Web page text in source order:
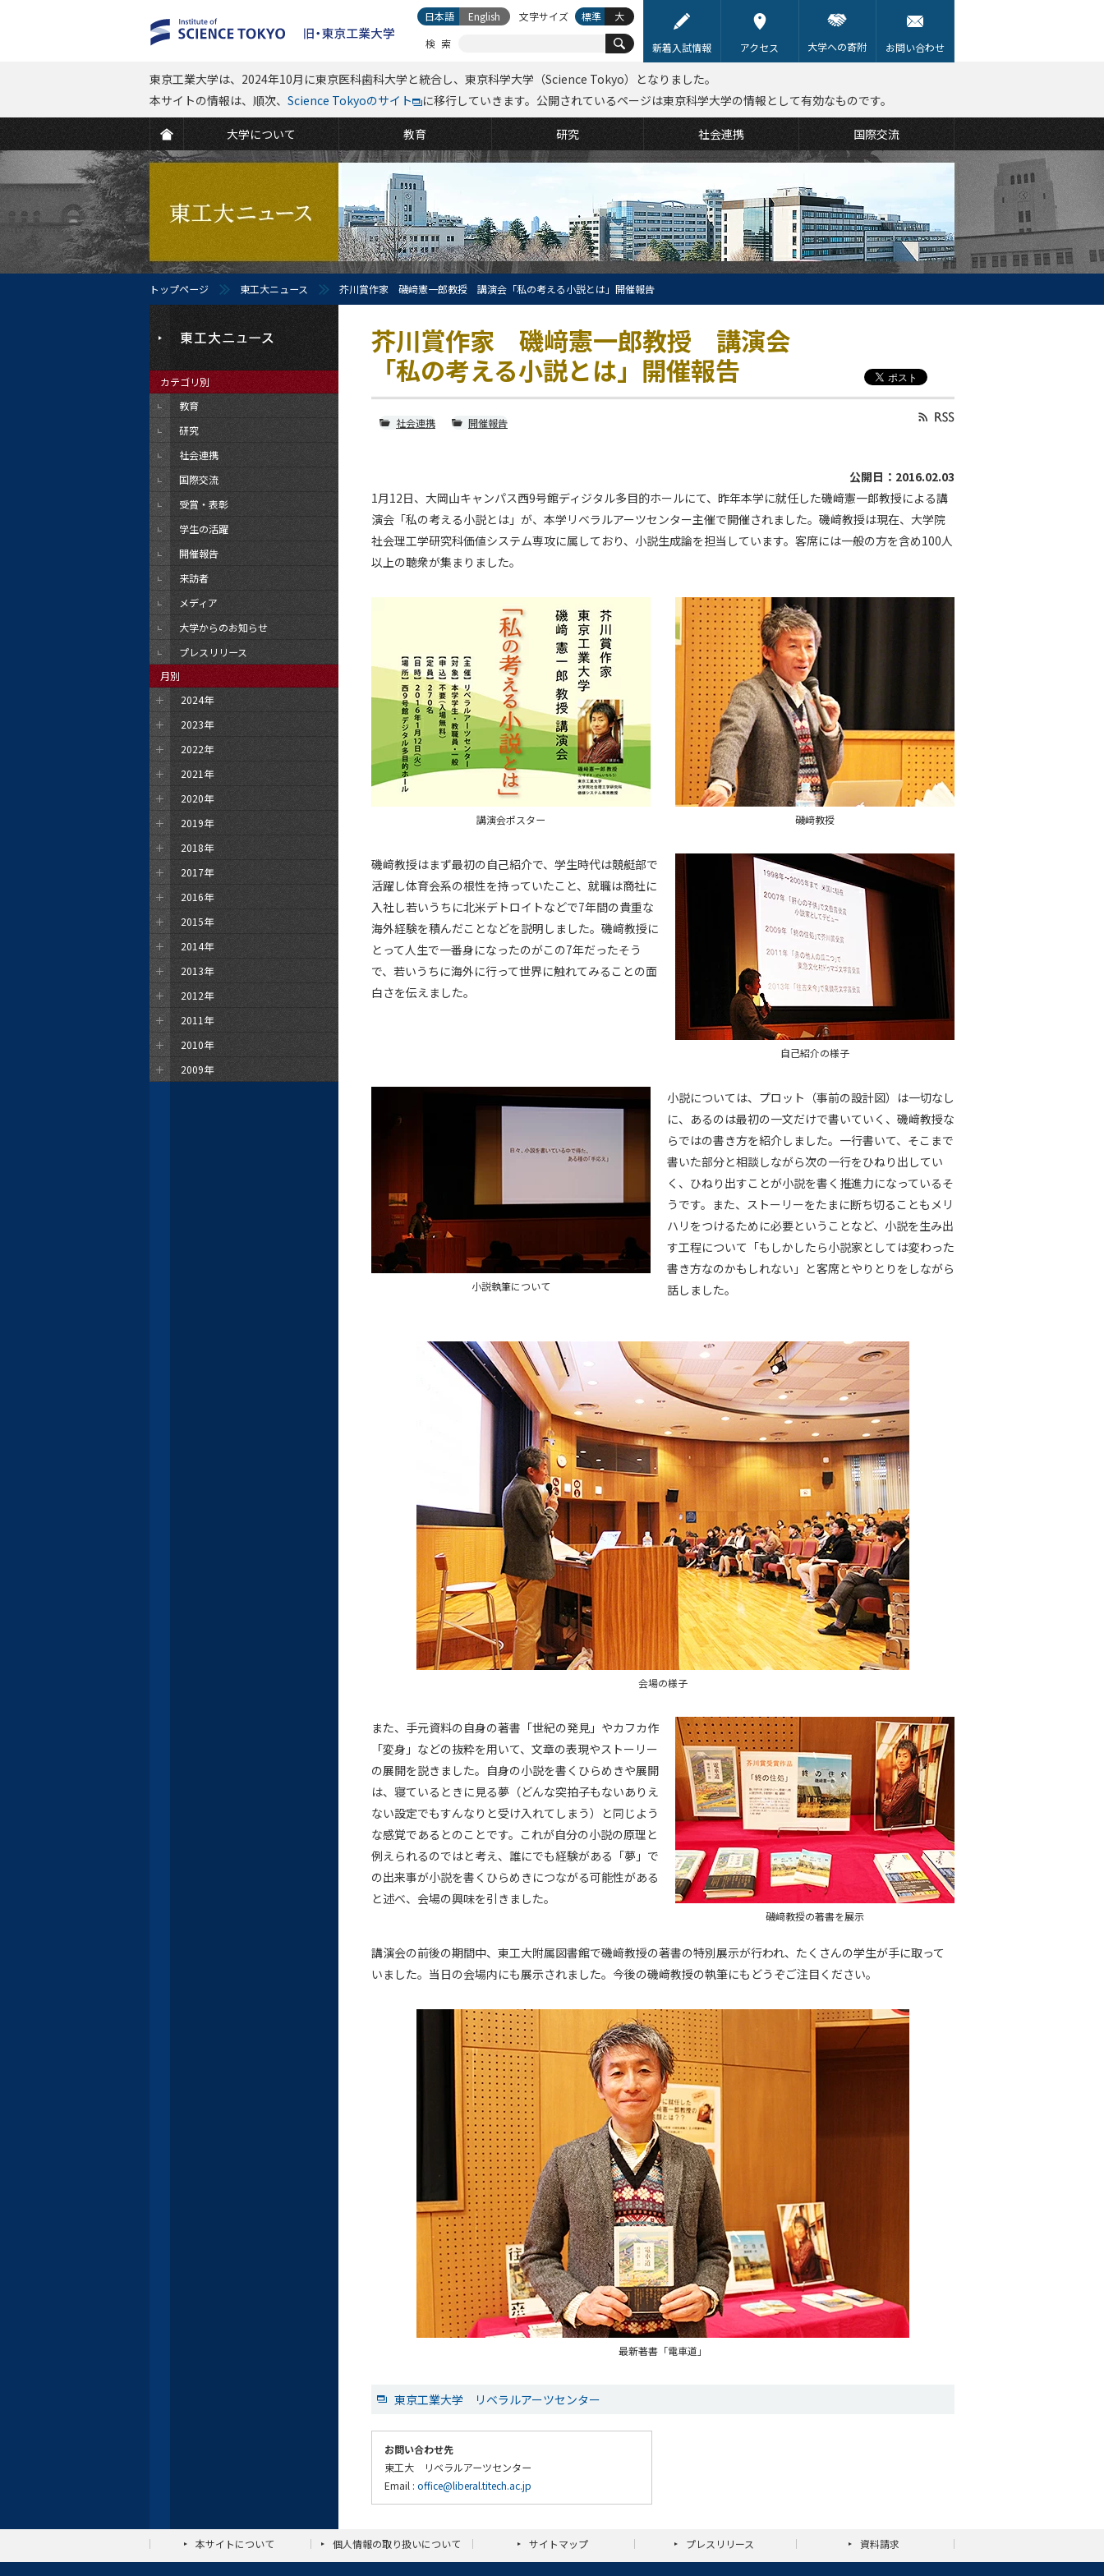
新着入試情報 アクセス 大学への寄附 お問い合わせ
大学について 教育 研究 社会連携 国際交流
東京工業大学は、2024年10月に東京医科歯科大学と統合し、東京科学大学（Science Tokyo）となりました。
本サイトの情報は、順次、 Science Tokyoのサイト に移行していきます。公開されているページは東京科学大学の情報として有効なものです。
検索
日本語 English 文字サイズ 標準 大
トップページ 東工大ニュース 芥川賞作家 磯﨑憲一郎教授 講演会「私の考える小説とは」開催報告
芥川賞作家 磯﨑憲一郎教授 講演会
「私の考える小説とは」開催報告
社会連携 開催報告
公開日：2016.02.03
1月12日、大岡山キャンパス西9号館ディジタル多目的ホールにて、昨年本学に就任した磯﨑憲一郎教授による講
演会「私の考える小説とは」が、本学リベラルアーツセンター主催で開催されました。磯﨑教授は現在、大学院
社会理工学研究科価値システム専攻に属しており、小説生成論を担当しています。客席には一般の方を含め100人
以上の聴衆が集まりました。
講演会ポスター 磯﨑教授
自己紹介の様子
磯﨑教授はまず最初の自己紹介で、学生時代は競艇部で
活躍し体育会系の根性を持っていたこと、就職は商社に
入社し若いうちに北米デトロイトなどで7年間の貴重な
海外経験を積んだことなどを説明しました。磯﨑教授に
とって人生で一番身になったのがこの7年だったそう
で、若いうちに海外に行って世界に触れてみることの面
白さを伝えました。
小説執筆について
小説については、プロット（事前の設計図）は一切なし
に、あるのは最初の一文だけで書いていく、磯﨑教授な
らではの書き方を紹介しました。一行書いて、そこまで
書いた部分と相談しながら次の一行をひねり出してい
く、ひねり出すことが小説を書く推進力になっているそ
うです。また、ストーリーをたまに断ち切ることもメリ
ハリをつけるために必要ということなど、小説を生み出
す工程について「もしかしたら小説家としては変わった
書き方なのかもしれない」と客席とやりとりをしながら
話しました。
会場の様子
磯﨑教授の著書を展示
また、手元資料の自身の著書「世紀の発見」やカフカ作
「変身」などの抜粋を用いて、文章の表現やストーリー
の展開を説きました。自身の小説を書くひらめきや展開
は、寝ているときに見る夢（どんな突拍子もないありえ
ない設定でもすんなりと受け入れてしまう）と同じよう
な感覚であるとのことです。これが自分の小説の原理と
例えられるのではと考え、誰にでも経験がある「夢」で
の出来事が小説を書くひらめきにつながる可能性がある
と述べ、会場の興味を引きました。
講演会の前後の期間中、東工大附属図書館で磯﨑教授の著書の特別展示が行われ、たくさんの学生が手に取って
いました。当日の会場内にも展示されました。今後の磯﨑教授の執筆にもどうぞご注目ください。
最新著書「電車道」
東京工業大学 リベラルアーツセンター
お問い合わせ先
東工大 リベラルアーツセンター
Email : office@liberal.titech.ac.jp
カテゴリ別
教育
研究
社会連携
国際交流
受賞・表彰
学生の活躍
開催報告
来訪者
メディア
大学からのお知らせ
プレスリリース
月別
2024年
2023年
2022年
2021年
2020年
2019年
2018年
2017年
2016年
2015年
2014年
2013年
2012年
2011年
2010年
2009年
本サイトについて 個人情報の取り扱いについて サイトマップ プレスリリース 資料請求